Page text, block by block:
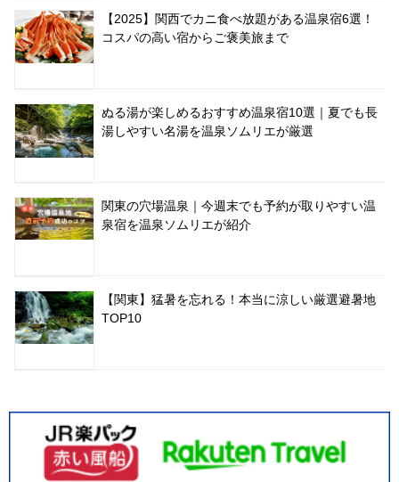
【2025】関西でカニ食べ放題がある温泉宿6選！
コスパの高い宿からご褒美旅まで
ぬる湯が楽しめるおすすめ温泉宿10選｜夏でも長
湯しやすい名湯を温泉ソムリエが厳選
関東の穴場温泉｜今週末でも予約が取りやすい温
泉宿を温泉ソムリエが紹介
【関東】猛暑を忘れる！本当に涼しい厳選避暑地
TOP10